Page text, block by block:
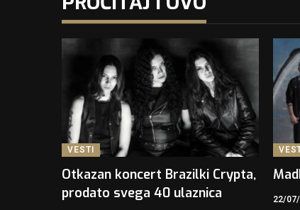
VESTI
Otkazan koncert Brazilki Crypta,
prodato svega 40 ulaznica
22/